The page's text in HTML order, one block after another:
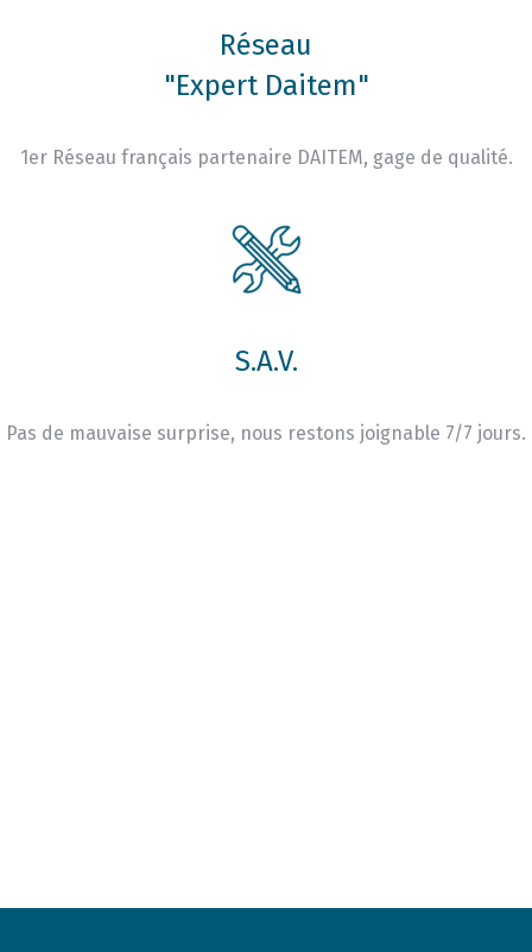
Réseau
"Expert Daitem"
1er Réseau français partenaire DAITEM, gage de qualité.
S.A.V.
Pas de mauvaise surprise, nous restons joignable 7/7 jours.